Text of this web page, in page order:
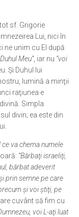
sf. Grigorie
Lui, nici în
ne unim cu El după
Duhul Meu”, iar nu “voi
Şi Duhul lui
lumină a minţii
raţiunea e
Simpla
divin; ea este din
ce va chema numele
“Bărbaţi israeliţi,
bărbat adeverit
prin semne pe care
şi voi ştiţi, pe
cuvânt să fim cu
voi L-aţi luat